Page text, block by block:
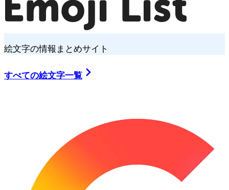
絵文字の情報まとめサイト
すべての絵文字一覧